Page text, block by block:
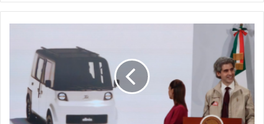
Primer
Eléctrico
Mexicano